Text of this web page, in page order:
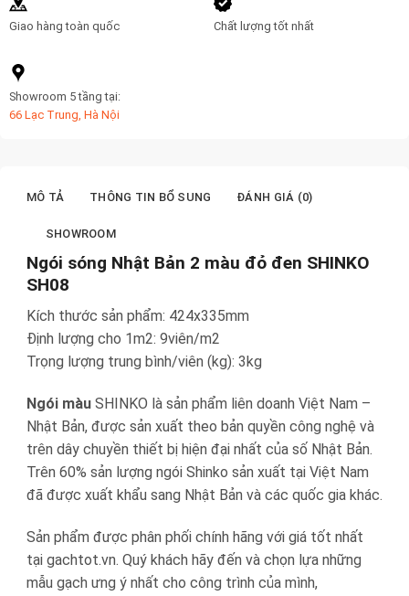
Giao hàng toàn quốc Chất lượng tốt nhất
Showroom 5 tầng tại:
66 Lạc Trung, Hà Nội
MÔ TẢ THÔNG TIN BỔ SUNG ĐÁNH GIÁ (0)
SHOWROOM
Ngói sóng Nhật Bản 2 màu đỏ đen SHINKO
SH08
Kích thước sản phẩm: 424x335mm
Định lượng cho 1m2: 9viên/m2
Trọng lượng trung bình/viên (kg): 3kg
Ngói màu SHINKO là sản phẩm liên doanh Việt Nam –
Nhật Bản, được sản xuất theo bản quyền công nghệ và
trên dây chuyền thiết bị hiện đại nhất của số Nhật Bản.
Trên 60% sản lượng ngói Shinko sản xuất tại Việt Nam
đã được xuất khẩu sang Nhật Bản và các quốc gia khác.
Sản phẩm được phân phối chính hãng với giá tốt nhất
tại gachtot.vn. Quý khách hãy đến và chọn lựa những
mẫu gạch ưng ý nhất cho công trình của mình,